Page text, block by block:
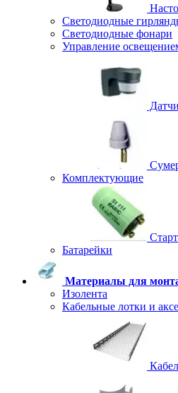
Светодиодные
Светодиодные фонари
Управление
Комплектующие
Батарейки
Материалы для
Изолента
Кабельные лотки и